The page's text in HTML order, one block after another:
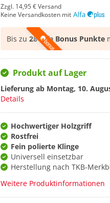
Zzgl. 14,95 €Versand
Keine Versandkosten mit
Bis zu 28 Alfa Bonus Punkte
Produkt auf Lager
Lieferung ab Montag, 10.
Details
Hochwertiger Holzgriff
Rostfrei
Fein polierte Klinge
Universell einsetzbar
Herstellung nach TKB-
Weitere Produktinformationen